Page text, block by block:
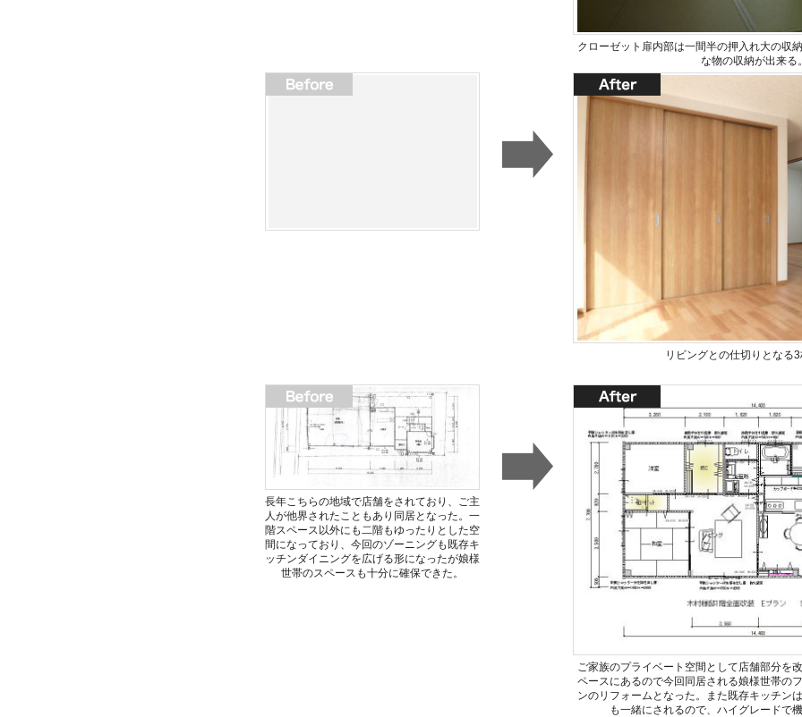
クローゼット扉内部は一間半の押入れ大の収
な物の収納が出来る
リビングとの仕切りとなる
長年こちらの地域で店舗をされており、ご主
人が他界されたこともあり同居となった。一
階スペース以外にも二階もゆったりとした空
間になっており、今回のゾーニングも既存キ
ッチンダイニングを広げる形になったが娘様
世帯のスペースも十分に確保できた。
ご家族のプライベート空間として店舗部分を
ペースにあるので今回同居される娘様世帯の
ンのリフォームとなった。また既存キッチン
も一緒にされるので、ハイグレードで